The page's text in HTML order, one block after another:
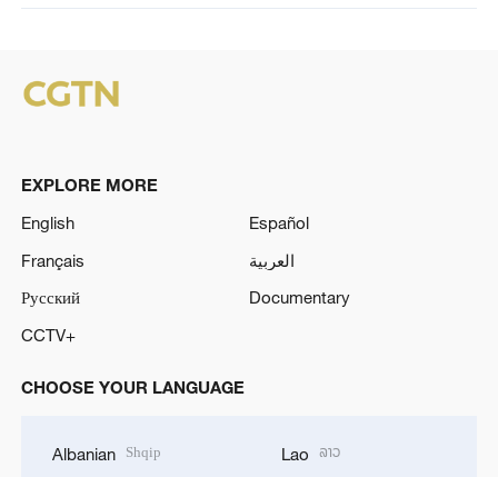
EXPLORE MORE
English
Español
Français
العربية
Русский
Documentary
CCTV+
CHOOSE YOUR LANGUAGE
Albanian Shqip Lao ລາວ